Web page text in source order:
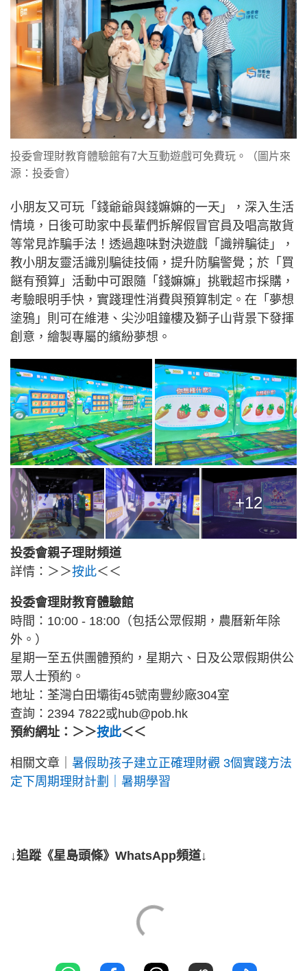
投委會理財教育體驗館有7大互動遊戲可免費玩。（圖片來
源：投委會）
小朋友又可玩「錢爺爺與錢嫲嫲的一天」，深入生活
情境，日後可助家中長輩們拆解假冒官員及唱高散貨
等常見詐騙手法！透過趣味對決遊戲「識辨騙徒」，
教小朋友靈活識別騙徒技倆，提升防騙警覺；於「買
餸有預算」活動中可跟隨「錢嫲嫲」挑戰超市採購，
考驗眼明手快，實踐理性消費與預算制定。在「夢想
塗鴉」則可在維港、尖沙咀鐘樓及獅子山背景下發揮
創意，繪製專屬的繽紛夢想。
+12
投委會親子理財頻道
詳情：＞＞按此＜＜
投委會理財教育體驗館
時間：10:00 - 18:00（包括公眾假期，農曆新年除
外。）
星期一至五供團體預約，星期六、日及公眾假期供公
眾人士預約。
地址：荃灣白田壩街45號南豐紗廠304室
查詢：2394 7822或hub@pob.hk
預約網址：＞＞按此＜＜
相關文章｜ 暑假助孩子建立正確理財觀 3個實踐方法
定下周期理財計劃｜暑期學習
↓追蹤《星島頭條》WhatsApp頻道↓